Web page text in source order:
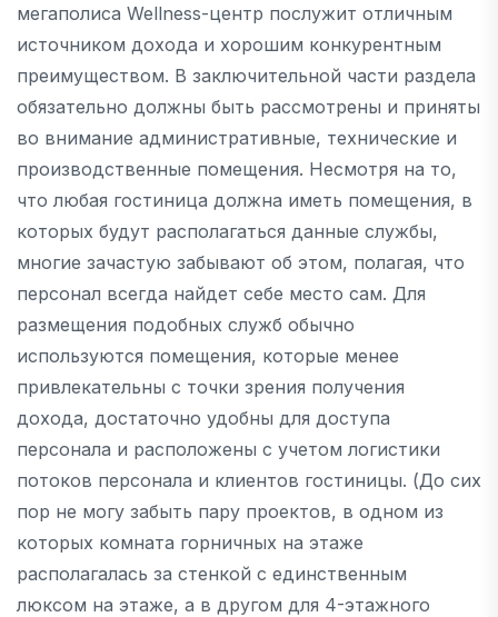
мегаполиса Wellness-центр послужит отличным
источником дохода и хорошим конкурентным
преимуществом. В заключительной части раздела
обязательно должны быть рассмотрены и приняты
во внимание административные, технические и
производственные помещения. Несмотря на то,
что любая гостиница должна иметь помещения, в
которых будут располагаться данные службы,
многие зачастую забывают об этом, полагая, что
персонал всегда найдет себе место сам. Для
размещения подобных служб обычно
используются помещения, которые менее
привлекательны с точки зрения получения
дохода, достаточно удобны для доступа
персонала и расположены с учетом логистики
потоков персонала и клиентов гостиницы. (До сих
пор не могу забыть пару проектов, в одном из
которых комната горничных на этаже
располагалась за стенкой с единственным
люксом на этаже, а в другом для 4-этажного